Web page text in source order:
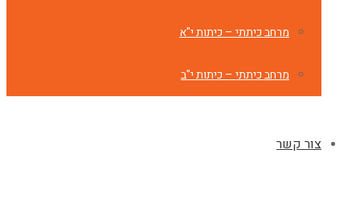
מרחב כיתתי – כיתות י"א
מרחב כיתתי – כיתות י"ב
צור קשר